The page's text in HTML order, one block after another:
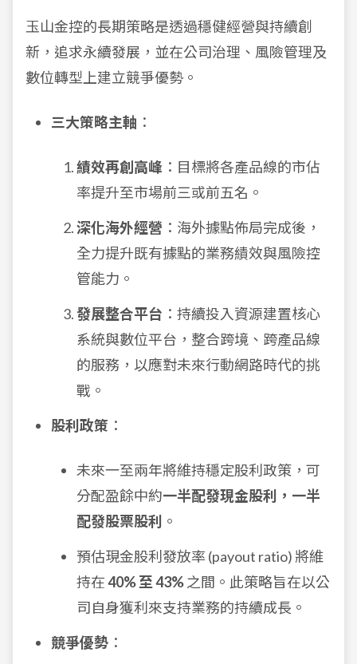
玉山金控的長期策略是透過穩健經營與持續創
新，追求永續發展，並在公司治理、風險管理及
數位轉型上建立競爭優勢。
三大策略主軸 ：
績效再創高峰 ：目標將各產品線的市佔
率提升至市場前三或前五名。
深化海外經營 ：海外據點佈局完成後，
全力提升既有據點的業務績效與風險控
管能力。
發展整合平台 ：持續投入資源建置核心
系統與數位平台，整合跨境、跨產品線
的服務，以應對未來行動網路時代的挑
戰。
股利政策 ：
未來一至兩年將維持穩定股利政策，可
分配盈餘中約一半配發現金股利，一半
配發股票股利 。
預估現金股利發放率 (payout ratio) 將維
持在40% 至 43%之間。此策略旨在以公
司自身獲利來支持業務的持續成長。
競爭優勢 ：